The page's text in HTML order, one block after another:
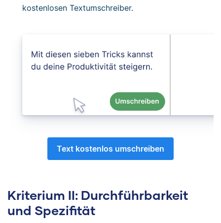
kostenlosen Textumschreiber.
Text kostenlos umschreiben
Kriterium II: Durchführbarkeit
und Spezifität